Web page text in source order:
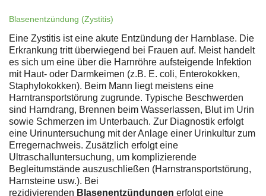
Blasenentzündung (Zystitis)
Eine Zystitis ist eine akute Entzündung der Harnblase. Die
Erkrankung tritt überwiegend bei Frauen auf. Meist handelt
es sich um eine über die Harnröhre aufsteigende Infektion
mit Haut- oder Darmkeimen (z.B. E. coli, Enterokokken,
Staphylokokken). Beim Mann liegt meistens eine
Harntransportstörung zugrunde. Typische Beschwerden
sind Harndrang, Brennen beim Wasserlassen, Blut im Urin
sowie Schmerzen im Unterbauch. Zur Diagnostik erfolgt
eine Urinuntersuchung mit der Anlage einer Urinkultur zum
Erregernachweis. Zusätzlich erfolgt eine
Ultraschalluntersuchung, um komplizierende
Begleitumstände auszuschließen (Harnstransportstörung,
Harnsteine usw.). Bei
rezidivierenden Blasenentzündungen erfolgt eine